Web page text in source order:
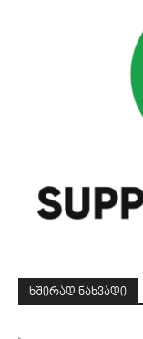
ᲮᲨᲘᲠᲐᲓ ᲜᲐᲮᲕᲐᲓᲘ